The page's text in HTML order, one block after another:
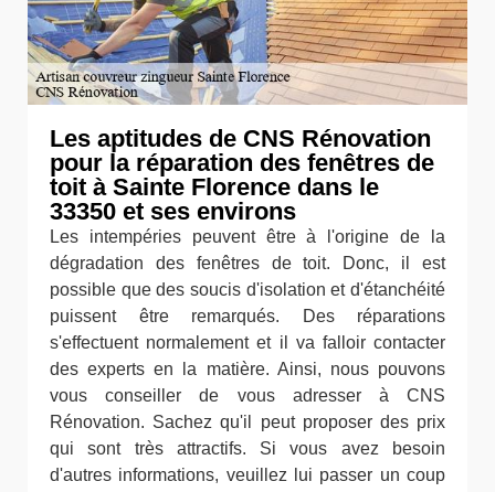
Les aptitudes de CNS Rénovation
pour la réparation des fenêtres de
toit à Sainte Florence dans le
33350 et ses environs
Les intempéries peuvent être à l'origine de la
dégradation des fenêtres de toit. Donc, il est
possible que des soucis d'isolation et d'étanchéité
puissent être remarqués. Des réparations
s'effectuent normalement et il va falloir contacter
des experts en la matière. Ainsi, nous pouvons
vous conseiller de vous adresser à CNS
Rénovation. Sachez qu'il peut proposer des prix
qui sont très attractifs. Si vous avez besoin
d'autres informations, veuillez lui passer un coup